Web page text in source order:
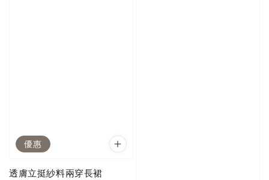
優惠
透膚立挺紗料兩穿長裙